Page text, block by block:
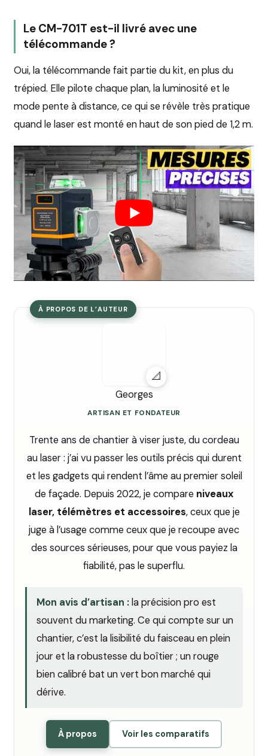
Le CM-701T est-il livré avec une
télécommande ?
Oui, la télécommande fait partie du kit, en plus du
trépied. Elle pilote chaque plan, la luminosité et le
mode pente à distance, ce qui se révèle très pratique
quand le laser est monté en haut de son pied de 1,2 m.
À PROPOS DE L’AUTEUR
📐
Georges
ARTISAN ET FONDATEUR
Trente ans de chantier à viser juste, du cordeau
au laser : j’ai vu passer les outils précis qui durent
et les gadgets qui rendent l’âme au premier soleil
de façade. Depuis 2022, je compare niveaux
laser, télémètres et accessoires, ceux que je
juge à l’usage comme ceux que je recoupe avec
des sources sérieuses, pour que vous payiez la
fiabilité, pas le superflu.
Mon avis d’artisan :la précision pro est
souvent du marketing. Ce qui compte sur un
chantier, c’est la lisibilité du faisceau en plein
jour et la robustesse du boîtier ; un rouge
bien calibré bat un vert bon marché qui
dérive.
À propos Voir les comparatifs